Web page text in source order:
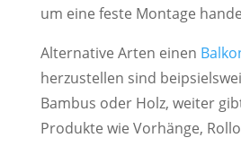
um eine feste Montage
Alternative Arten einen
herzustellen sind
Bambus oder Holz, weiter
Produkte wie Vorhänge,